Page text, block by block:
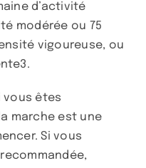
d’activité
modérée ou 75
vigoureuse, ou
vous êtes
marche est une
Si vous